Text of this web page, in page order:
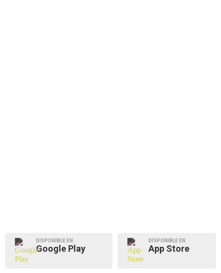
DISPONIBLE EN
Google Play
DISPONIBLE EN
App Store